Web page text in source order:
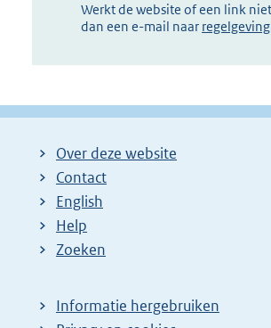
Werkt de website of een link
dan een e-mail naar
Over deze website
Contact
English
Help
Zoeken
Informatie hergebruiken